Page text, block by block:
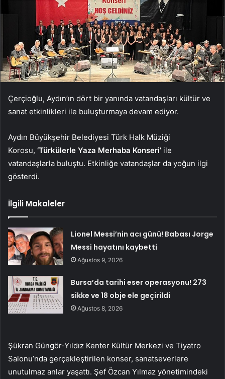
Çerçioğlu, Aydın’ın dört bir yanında vatandaşları kültür ve
sanat etkinlikleri ile buluşturmaya devam ediyor.
Aydın Büyükşehir Belediyesi Türk Halk Müziği
Korosu, ‘Türkülerle Yaza Merhaba Konseri’ ile
vatandaşlarla buluştu. Etkinliğe vatandaşlar da yoğun ilgi
gösterdi.
İlgili Makaleler
Lionel Messi’nin acı günü! Babası Jorge
Messi hayatını kaybetti
Ağustos 9, 2026
Bursa’da tarihi eser operasyonu! 273
sikke ve 18 obje ele geçirildi
Ağustos 8, 2026
Şükran Güngör-Yıldız Kenter Kültür Merkezi ve Tiyatro
Salonu’nda gerçekleştirilen konser, sanatseverlere
unutulmaz anlar yaşattı. Şef Özcan Yılmaz yönetimindeki